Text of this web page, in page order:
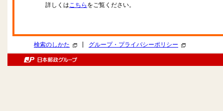
詳しくはこちら をご覧ください。
検索のしかた グループ・プライバシーポリシー